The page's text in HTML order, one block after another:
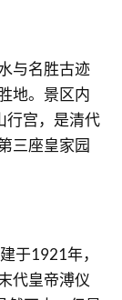
与名胜古迹
地。景区内
行宫，是清代
三座皇家园
于1921年，
代皇帝溥仪